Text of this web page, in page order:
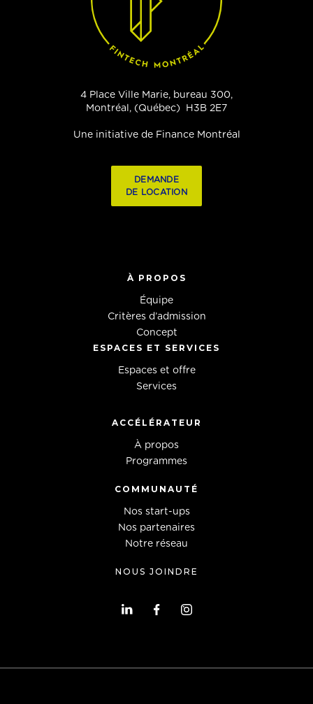
4 Place Ville Marie, bureau 300,
Montréal, (Québec) H3B 2E7
Une initiative de Finance Montréal
DEMANDE
DE LOCATION
À PROPOS
Équipe
Critères d’admission
Concept
ESPACES ET SERVICES
Espaces et offre
Services
ACCÉLÉRATEUR
À propos
Programmes
COMMUNAUTÉ
Nos start-ups
Nos partenaires
Notre réseau
NOUS JOINDRE